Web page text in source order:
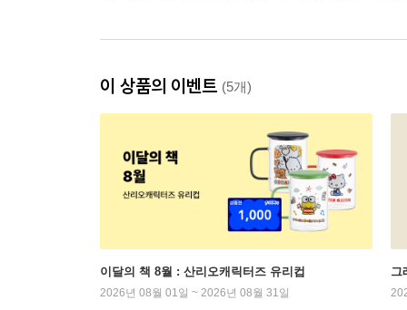
이 상품의 이벤트 (5개)
이달의 책 8월 : 산리오캐릭터즈 유리컵
2026년 08월 01일 ~ 2026년 08월 31일
그